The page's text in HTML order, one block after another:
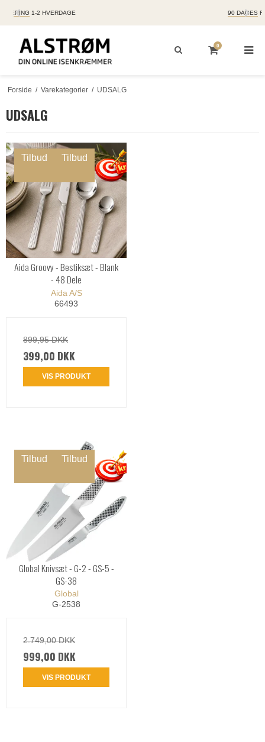
0
Forside / Varekategorier / UDSALG
UDSALG
Tilbud Tilbud
Aida Groovy - Bestiksæt - Blank
- 48 Dele
Aida A/S
66493
899,95 DKK
399,00 DKK
VIS PRODUKT
Tilbud Tilbud
Global Knivsæt - G-2 - GS-5 -
GS-38
Global
G-2538
2.749,00 DKK
999,00 DKK
VIS PRODUKT